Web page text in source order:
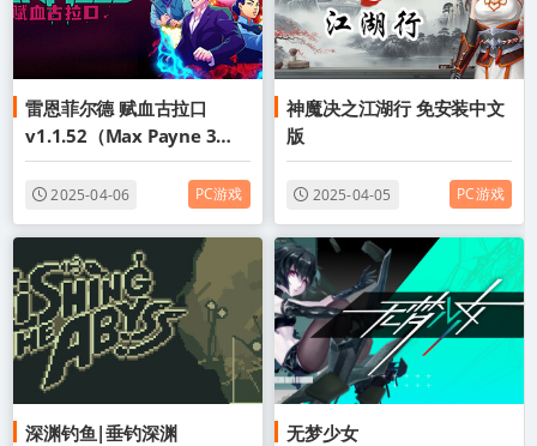
雷恩菲尔德 赋血古拉口
v1.1.52（Max Payne 3）
免安装中文版
2025-04-06 PC游戏
神魔决之江湖行 免安装中文
版
2025-04-05 PC游戏
深渊钓鱼|垂钓深渊
无梦少女